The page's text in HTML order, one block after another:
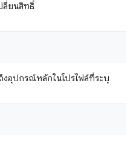
ลี่ยนสิทธิ์
งอุปกรณ์หลักในโปรไฟล์ที่ระบุ